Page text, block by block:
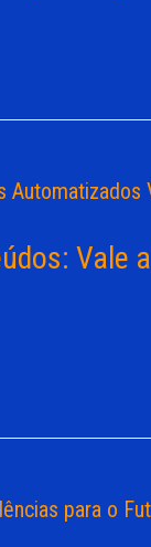
Vale